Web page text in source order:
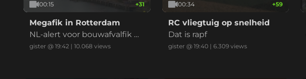
00:15 +31
Megafik in Rotterdam
NL-alert voor bouwafvalfik m
et zwarte reauk bij recycling
gister @ 19:42 | 10.068 views
00:34 +59
RC vliegtuig op snelheid
Dat is rapf
gister @ 19:40| 6.309views